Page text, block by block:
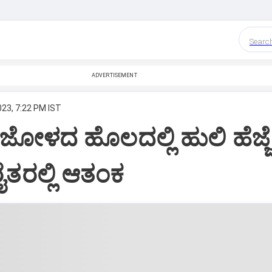
ADVERTISEMENT
7:22 PM IST
ಜೋಳದ ಹೊಲದಲ್ಲಿ ಹುಲಿ ಹೆಜ್ಜೆ
ಆತಂಕ